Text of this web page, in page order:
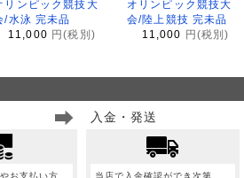
リンピック競技大
/水泳 完未品
11,000 円(税別)
オリンピック競技大
会/陸上競技 完未品
11,000
円(税別)
お支払い方
入金・発送
当店で入金確認ができ次第、